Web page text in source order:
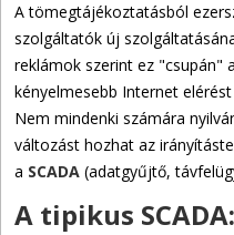
A tömegtájékoztatásból
szolgáltatók új
reklámok szerint ez "csupán"
kényelmesebb Internet
Nem mindenki számára
változást hozhat az
a SCADA (adatgyűjtő,
A tipikus SCADA: